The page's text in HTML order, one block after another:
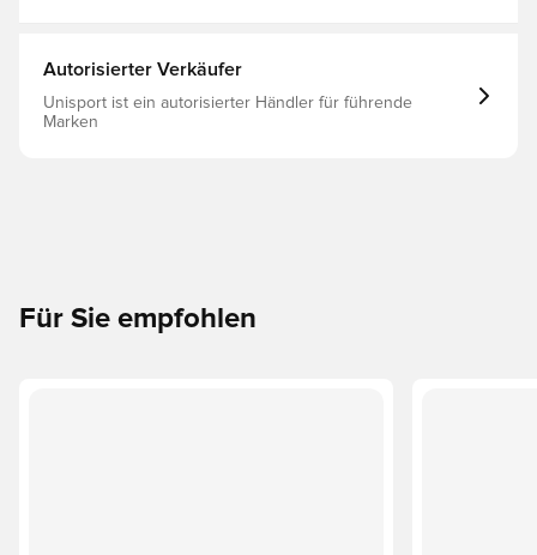
Autorisierter Verkäufer
Unisport ist ein autorisierter Händler für führende
Marken
Für Sie empfohlen